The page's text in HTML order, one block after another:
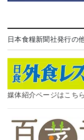
日本食糧新聞社発行の
媒体紹介ページはこちら